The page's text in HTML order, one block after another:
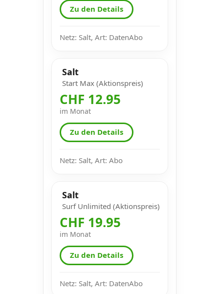
Zu den Details
Netz: Salt, Art: DatenAbo
Salt
Start Max (Aktionspreis)
CHF 12.95
im Monat
Zu den Details
Netz: Salt, Art: Abo
Salt
Surf Unlimited (Aktionspreis)
CHF 19.95
im Monat
Zu den Details
Netz: Salt, Art: DatenAbo